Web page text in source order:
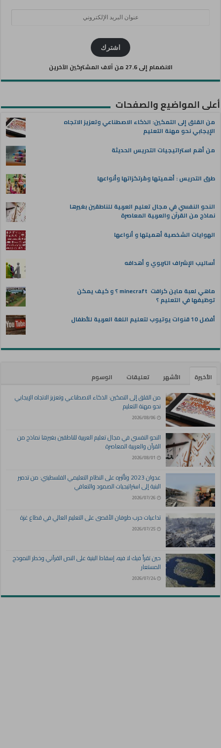
اشترك
الانضمام إلى 27.6 من آلاف المشتركين الآخرين
أعلى المواضيع والصفحات
من القلق إلى التمكين: الذكاء الاصطناعي وتعزيز الاتجاه
الإيجابي نحو مهنة التعليم
من أهم استراتيجيات التدريس الحديثة
طرق التدريس : أهميتها ومُرتكزاتها وأنواعها
النحو النفسي في مجال تعليم العربية للناطقين بغيرها
نماذج من القرآن والعربية المعاصرة
الهوايات الشخصية أهميتها و أنواعها
أساليب الإشراف التربوي و أهدافه
ماهي لعبة ماين كرافت minecraft ؟ و كيف يمكن
توظيفها في التعليم ؟
أفضل 10 قنوات يوتيوب لتعليم اللغة العربية للأطفال
الأخيرة الأشهر تعليقات
الوسوم
من القلق إلى التمكين: الذكاء الاصطناعي وتعزيز الاتجاه الإيجابي
نحو مهنة التعليم
2026/08/06
النحو النفسي في مجال تعليم العربية للناطقين بغيرها نماذج من
القرآن والعربية المعاصرة
2026/08/01
عدوان 2023 وتأثيره على النظام التعليمي الفلسطيني: من تدمير
البنية إلى استراتيجيات الصمود والتعافي
2026/07/26
تداعيات حرب طوفان الأقصى على التعليم العالي في قطاع غزة
2026/07/25
حين تقرأ فيك لا فيه، إسقاط البنية على النص القرآني وخطر النموذج
المستعار
2026/07/24